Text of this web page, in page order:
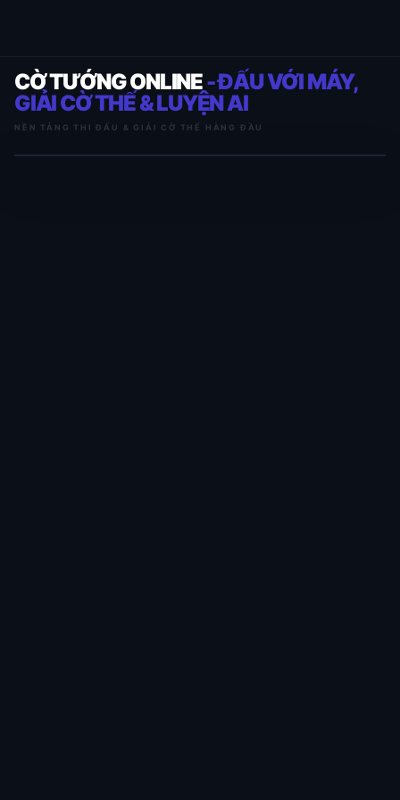
CỜ TƯỚNG ONLINE- ĐẤU VỚI MÁY,
GIẢI CỜ THẾ & LUYỆN AI
NỀN TẢNG THI ĐẤU & GIẢI CỜ THẾ HÀNG ĐẦU